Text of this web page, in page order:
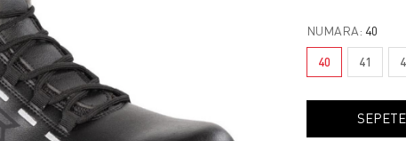
NUMARA: 40
40 41